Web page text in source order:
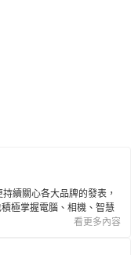
續關心各大品牌的發表，
極掌握電腦、相機、智慧
看更多內容